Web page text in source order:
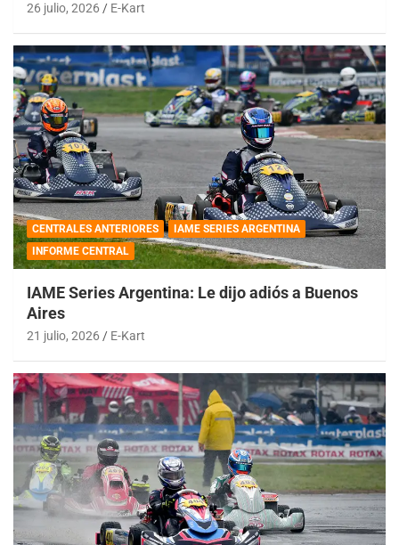
26 julio, 2026 E-Kart
CENTRALES ANTERIORES
IAME SERIES ARGENTINA
INFORME CENTRAL
IAME Series Argentina: Le dijo adiós a Buenos
Aires
21 julio, 2026 E-Kart